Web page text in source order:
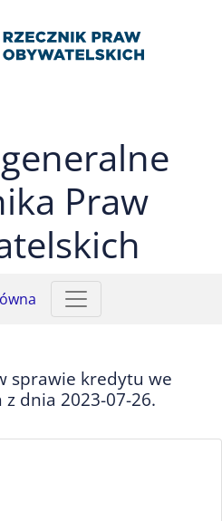
Enter)
Enter)
czarnym
tekst na żółtym
Praw
sprawie kredytu we
dnia 2023-07-26.